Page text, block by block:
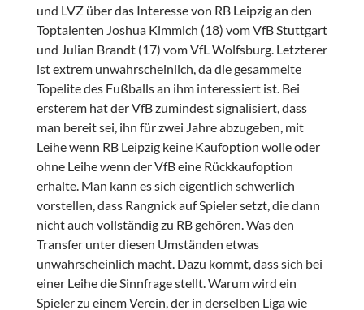
und LVZ über das Interesse von RB Leipzig an den
Toptalenten Joshua Kimmich (18) vom VfB Stuttgart
und Julian Brandt (17) vom VfL Wolfsburg. Letzterer
ist extrem unwahrscheinlich, da die gesammelte
Topelite des Fußballs an ihm interessiert ist. Bei
ersterem hat der VfB zumindest signalisiert, dass
man bereit sei, ihn für zwei Jahre abzugeben, mit
Leihe wenn RB Leipzig keine Kaufoption wolle oder
ohne Leihe wenn der VfB eine Rückkaufoption
erhalte. Man kann es sich eigentlich schwerlich
vorstellen, dass Rangnick auf Spieler setzt, die dann
nicht auch vollständig zu RB gehören. Was den
Transfer unter diesen Umständen etwas
unwahrscheinlich macht. Dazu kommt, dass sich bei
einer Leihe die Sinnfrage stellt. Warum wird ein
Spieler zu einem Verein, der in derselben Liga wie